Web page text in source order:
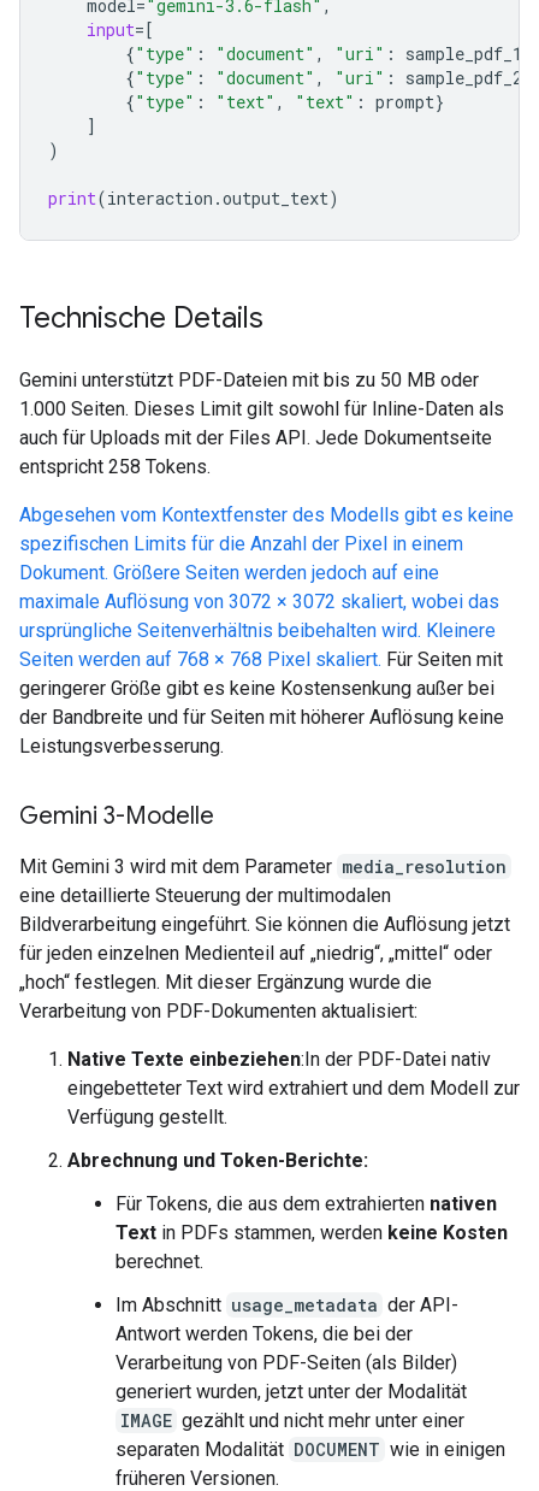
model="gemini-3.6-flash" ,
input=[
{"type" : "document" , "uri" : sample_pdf_1
{"type" : "document" , "uri" : sample_pdf_2
{"type" : "text" , "text" : prompt}
]
)
print(interaction .output_text)
Technische Details
Gemini unterstützt PDF-Dateien mit bis zu 50 MB oder
1.000 Seiten. Dieses Limit gilt sowohl für Inline-Daten als
auch für Uploads mit der Files API. Jede Dokumentseite
entspricht 258 Tokens.
Abgesehen vom Kontextfenster des Modells gibt es keine
spezifischen Limits für die Anzahl der Pixel in einem
Dokument. Größere Seiten werden jedoch auf eine
maximale Auflösung von 3072 × 3072 skaliert, wobei das
ursprüngliche Seitenverhältnis beibehalten wird. Kleinere
Seiten werden auf 768 × 768 Pixel skaliert. Für Seiten mit
geringerer Größe gibt es keine Kostensenkung außer bei
der Bandbreite und für Seiten mit höherer Auflösung keine
Leistungsverbesserung.
Gemini 3-Modelle
Mit Gemini 3 wird mit dem Parameter media_resolution
eine detaillierte Steuerung der multimodalen
Bildverarbeitung eingeführt. Sie können die Auflösung jetzt
für jeden einzelnen Medienteil auf „niedrig“, „mittel“ oder
„hoch“ festlegen. Mit dieser Ergänzung wurde die
Verarbeitung von PDF-Dokumenten aktualisiert:
Native Texte einbeziehen:In der PDF-Datei nativ
eingebetteter Text wird extrahiert und dem Modell zur
Verfügung gestellt.
Abrechnung und Token-Berichte:
Für Tokens, die aus dem extrahierten nativen
Text in PDFs stammen, werden keine Kosten
berechnet.
Im Abschnitt usage_metadata der API-
Antwort werden Tokens, die bei der
Verarbeitung von PDF-Seiten (als Bilder)
generiert wurden, jetzt unter der Modalität
IMAGE gezählt und nicht mehr unter einer
separaten Modalität DOCUMENT wie in einigen
früheren Versionen.